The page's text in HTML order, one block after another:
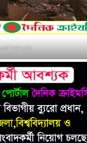
salman pic